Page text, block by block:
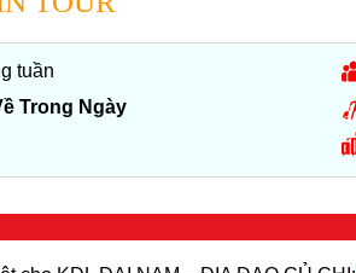
tuần
Trong Ngày